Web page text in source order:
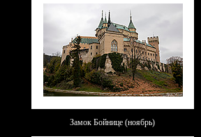
Замок Бойнице (ноябрь)